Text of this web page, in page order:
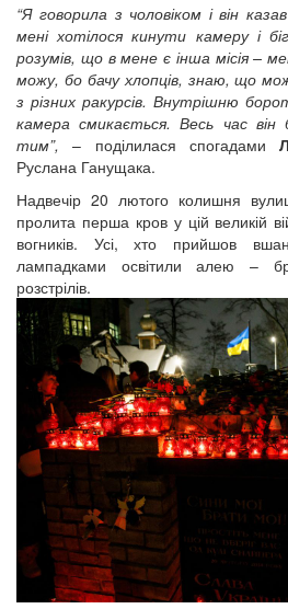
“Я говорила з чоловіком і він
мені хотілося кинути камеру і
розумів, що в мене є інша місія –
можу, бо бачу хлопців, знаю, що
з різних ракурсів. Внутрішню
камера смикається. Весь час
тим”,– поділилася спогадами
Руслана Ганущака.
Надвечір 20 лютого колишня
пролита перша кров у цій великій
вогників. Усі, хто прийшов
лампадками освітили алею –
розстрілів.